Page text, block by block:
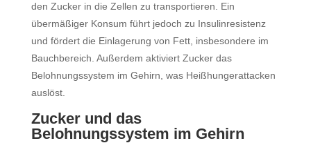
den Zucker in die Zellen zu transportieren. Ein
übermäßiger Konsum führt jedoch zu Insulinresistenz
und fördert die Einlagerung von Fett, insbesondere im
Bauchbereich. Außerdem aktiviert Zucker das
Belohnungssystem im Gehirn, was Heißhungerattacken
auslöst.
Zucker und das
Belohnungssystem im Gehirn